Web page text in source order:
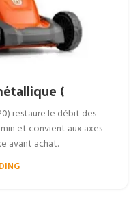
(
restaure le débit des
et convient aux axes
avant achat.